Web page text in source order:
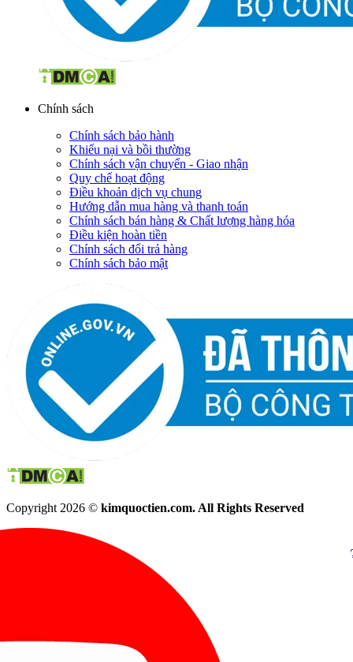
Chính sách
Chính sách bảo hành
Khiếu nại và bồi thường
Chính sách vận chuyển - Giao nhận
Quy chế hoạt động
Điều khoản dịch vụ chung
Hướng dẫn mua hàng và thanh toán
Chính sách bán hàng & Chất lượng hàng hóa
Điều kiện hoàn tiền
Chính sách đổi trả hàng
Chính sách bảo mật
Copyright 2026 © kimquoctien.com. All Rights Reserved
(8h00 - 21h30)
(8h00 -